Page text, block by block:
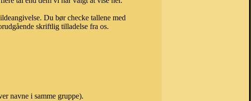
Du bør checke tallene med
skriftlig tilladelse fra os.
navne i samme gruppe).